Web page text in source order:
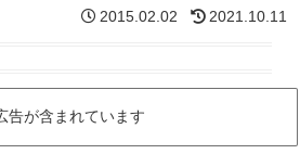
2015.02.02 2021.10.11
告が含まれています